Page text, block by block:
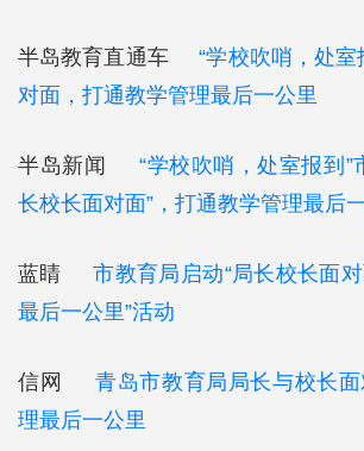
半岛教育直通车“学校吹哨，处室
对面，打通教学管理最后一公里
半岛新闻
“学校吹哨，处室报到”
长校长面对面”，打通教学管理最后
蓝睛市教育局启动“局长校长面
最后一公里”活动
信网青岛市教育局局长与校长
理最后一公里